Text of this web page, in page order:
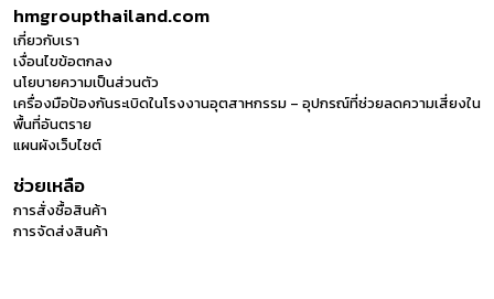
hmgroupthailand.com
เกี่ยวกับเรา
เงื่อนไขข้อตกลง
นโยบายความเป็นส่วนตัว
เครื่องมือป้องกันระเบิดในโรงงานอุตสาหกรรม – อุปกรณ์ที่ช่วยลดความเสี่ยงใน
พื้นที่อันตราย
แผนผังเว็บไซต์
ช่วยเหลือ
การสั่งซื้อสินค้า
การจัดส่งสินค้า